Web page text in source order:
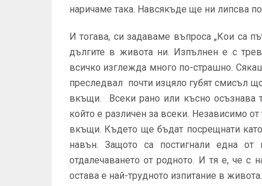
наричаме така. Навсякъде ще ни липсва
И тогава, си задаваме въпроса „Кои са
дългите в живота ни. Изпълнен е с
всичко изглежда много по-страшно.
преследвал почти изцяло губят смисъл
вкъщи. Всеки рано или късно осъзнава
който е различен за всеки. Независимо
вкъщи. Където ще бъдат посрещнати
навън. Защото са постигнали една от
отдалечаването от родното. И тя е, че с
остава е най-трудното изпитание в живота.